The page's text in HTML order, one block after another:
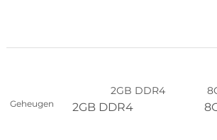
Geheugen
2GB DDR4
2GB DDR4